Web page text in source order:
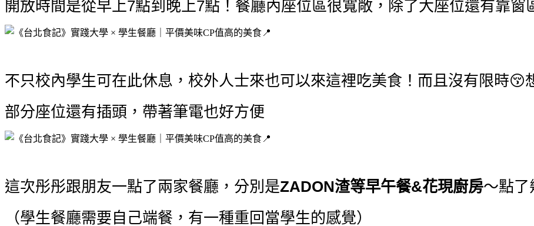
開放時間是從早上7點到晚上7點！餐廳內座位區很寬敞，除了大座位還有靠窗
不只校內學生可在此休息，校外人士來也可以來這裡吃美食！而且沒有限時😚
部分座位還有插頭，帶著筆電也好方便
這次彤彤跟朋友一點了兩家餐廳，分別是ZADON渣等早午餐&花現廚房～點了
（學生餐廳需要自己端餐 ，有一種重回當學生的感覺）